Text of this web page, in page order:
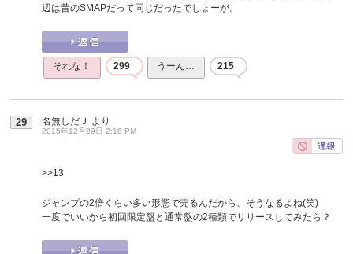
辺は昔のSMAPだって同じだったでしょーが。
それな！ 299 うーん… 215
29 名無しだＪ より
2015年12月29日 2:16 PM
>>13
ジャンプの2倍くらい多い形態で売るんだから、そうなるよね(笑)
一度でいいから初回限定盤と通常盤の2種類でリリースしてみたら？